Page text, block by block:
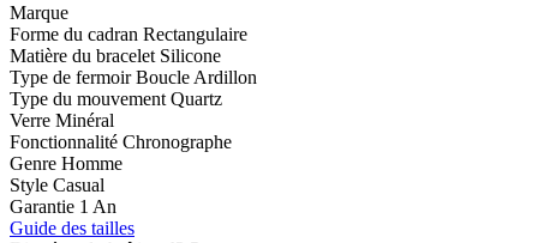
Marque
Forme du cadran Rectangulaire
Matière du bracelet Silicone
Type de fermoir Boucle Ardillon
Type du mouvement Quartz
Verre Minéral
Fonctionnalité Chronographe
Genre Homme
Style Casual
Garantie 1 An
Guide des tailles